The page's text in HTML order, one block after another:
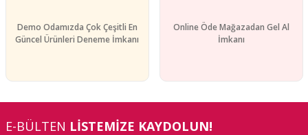
Demo Odamızda Çok Çeşitli En
Güncel Ürünleri Deneme İmkanı
Online Öde Mağazadan Gel Al
İmkanı
E-BÜLTEN LİSTEMİZE KAYDOLUN!